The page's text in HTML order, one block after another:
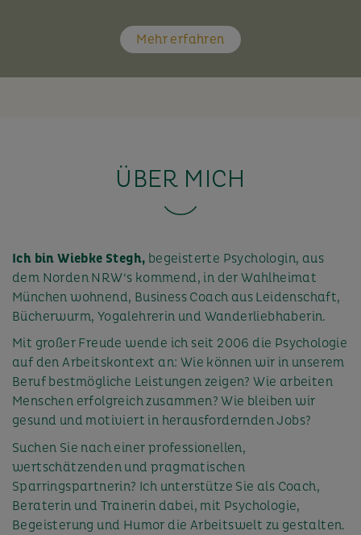
Mehr erfahren
ÜBER MICH
Ich bin Wiebke Stegh, begeisterte Psychologin, aus
dem Norden NRW‘s kommend, in der Wahlheimat
München wohnend, Business Coach aus Leidenschaft,
Bücherwurm, Yogalehrerin und Wanderliebhaberin.
Mit großer Freude wende ich seit 2006 die Psychologie
auf den Arbeitskontext an: Wie können wir in unserem
Beruf bestmögliche Leistungen zeigen? Wie arbeiten
Menschen erfolgreich zusammen? Wie bleiben wir
gesund und motiviert in herausfordernden Jobs?
Suchen Sie nach einer professionellen,
wertschätzenden und pragmatischen
Sparringspartnerin? Ich unterstütze Sie als Coach,
Beraterin und Trainerin dabei, mit Psychologie,
Begeisterung und Humor die Arbeitswelt zu gestalten.